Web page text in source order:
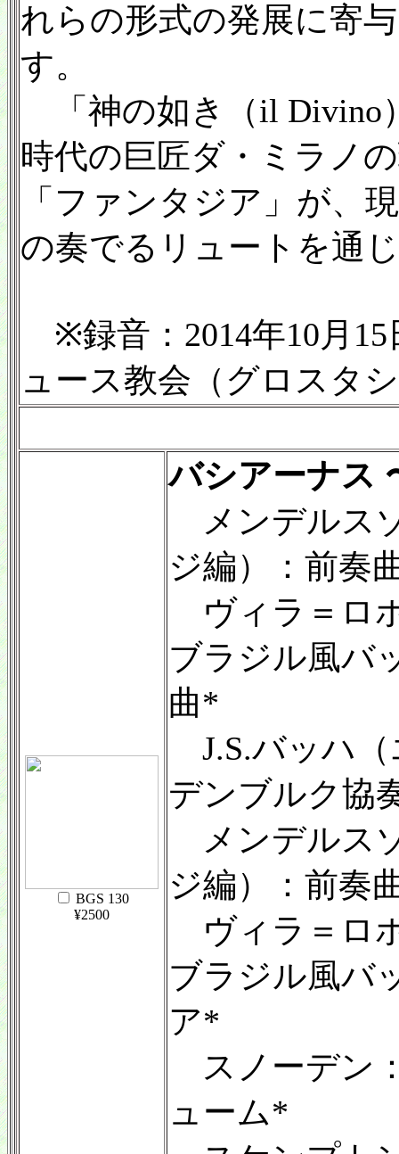
れらの形式の発展に寄
す。
「神の如き（il Divino
時代の巨匠ダ・ミラノ
「ファンタジア」が、
の奏でるリュートを通
※録音：2014年10月15
ュース教会（グロスタ
BGS 130
¥2500
バシアーナス
メンデルス
ジ編）：前奏
ヴィラ＝ロ
ブラジル風バ
曲*
J.S.バッハ（
デンブルク協
メンデルス
ジ編）：前奏
ヴィラ＝ロ
ブラジル風バ
ア*
スノーデン
ューム*